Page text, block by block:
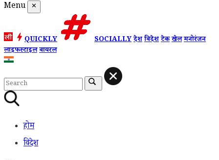
Menu ✕
QUICKLY SOCIALLYदेशविदेशटेकखेलमनोरंजन
लाइफस्टाइलवायरल
होम
विदेश